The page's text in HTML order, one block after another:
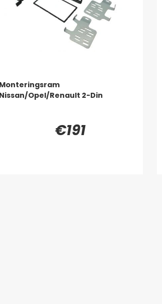
Monteringsram
Nissan/Opel/Renault 2-Din
€191